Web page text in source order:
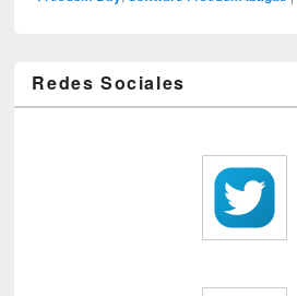
Redes Sociales